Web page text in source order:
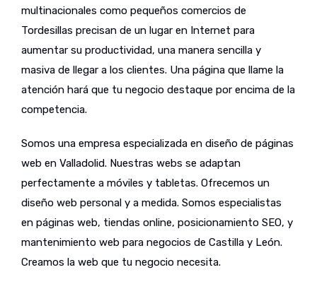
multinacionales como pequeños comercios de
Tordesillas precisan de un lugar en Internet para
aumentar su productividad, una manera sencilla y
masiva de llegar a los clientes. Una página que llame la
atención hará que tu negocio destaque por encima de la
competencia.
Somos una empresa especializada en diseño de páginas
web en Valladolid. Nuestras webs se adaptan
perfectamente a móviles y tabletas. Ofrecemos un
diseño web personal y a medida. Somos especialistas
en páginas web, tiendas online, posicionamiento SEO, y
mantenimiento web para negocios de Castilla y León.
Creamos la web que tu negocio necesita.